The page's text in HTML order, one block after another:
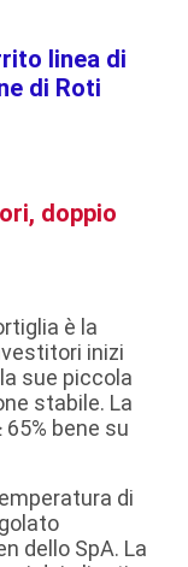
linea di
di Roti
doppio
è la
inizi
sue piccola
stabile. La
bene su
di
dello SpA. La